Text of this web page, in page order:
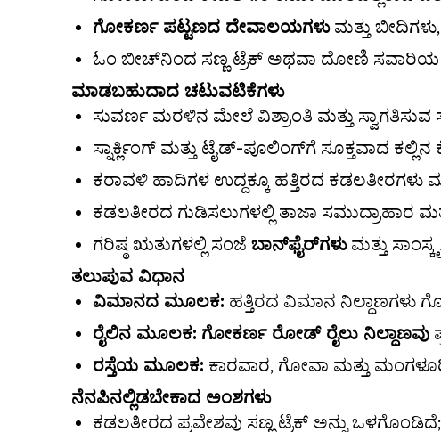
ಗೋಕರ್ಣ ಪಟ್ಟಣದ ದೇವಾಲಯಗಳುಮತ್ತು
ಓಂ ಬೀಚ್‌ನಿಂದ ಸಣ್ಣ ಟ್ರೆಕ್ ಅಥವಾ ದೋಣಿ ಸವಾರಿಯ
ಮಾಡಬಹುದಾದ ಚಟುವಟಿಕೆಗಳು
ಸುವರ್ಣ ಮರಳಿನ ಮೇಲೆ ವಿಶ್ರಾಂತಿ ಮತ್ತು
ಸ್ನಾರ್ಕ್ಲಿಂಗ್ ಮತ್ತು ಟೈಡ್-ಪೂಲಿಂಗ್‌ಗೆ ಸೂಕ್ತವಾದ
ಕರಾವಳಿ ಹಾದಿಗಳ ಉದ್ದಕ್ಕೂ ಹತ್ತಿರದ ಕಡಲತೀರಗಳು
ಕಡಲತೀರದ ಗುಡಿಸಲುಗಳಲ್ಲಿ ತಾಜಾ ಸಮುದ್ರಾಹಾರ
ಗರಿಷ್ಠ ಋತುಗಳಲ್ಲಿ ಸಂಜೆ ಬಾನ್‌ಫೈರ್‌ಗಳುಮತ್ತು
ತಲುಪುವ ವಿಧಾನ
ವಿಮಾನದ ಮೂಲಕ: ಹತ್ತಿರದ ವಿಮಾನ ನಿಲ್ದಾಣಗಳು
ರೈಲಿನ ಮೂಲಕ: ಗೋಕರ್ಣ ರೋಡ್ ರೈಲು ನಿಲ್ದಾಣವು
ರಸ್ತೆಯ ಮೂಲಕ: ಕಾರವಾರ, ಗೋವಾ ಮತ್ತು
ನೆನಪಿನಲ್ಲಿಡಬೇಕಾದ ಅಂಶಗಳು
ಕಡಲತೀರದ ಪ್ರವೇಶವು ಸಣ್ಣ ಟ್ರೆಕ್ ಅನ್ನು